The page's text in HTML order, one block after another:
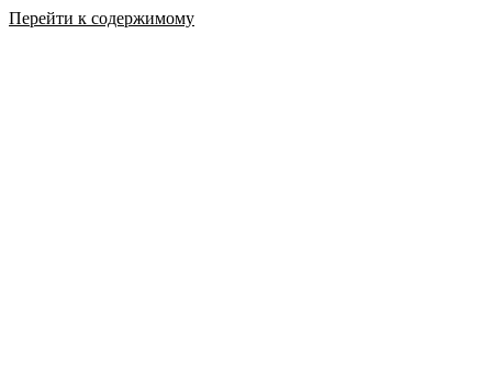
Перейти к содержимому